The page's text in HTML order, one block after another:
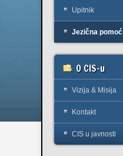
Upitnik
Jezična pomoć
O CIS-u
Vizija & Misija
Kontakt
CIS u javnosti